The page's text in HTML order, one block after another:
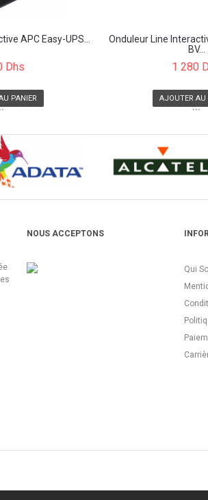
APC Easy-UPS...
Dhs
PANIER
Onduleur Line
BV...
1 280
AJOUTER AU
```
NOUS ACCEPTONS
Qui